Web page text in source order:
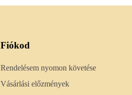
Fiókod
Rendelésem nyomon követése
Vásárlási előzmények